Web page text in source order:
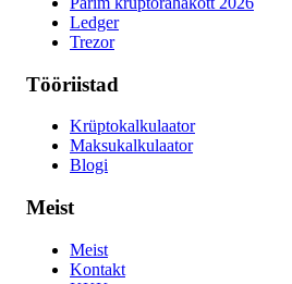
Ledger
Trezor
Tööriistad
Krüptokalkulaator
Maksukalkulaator
Blogi
Meist
Meist
Kontakt